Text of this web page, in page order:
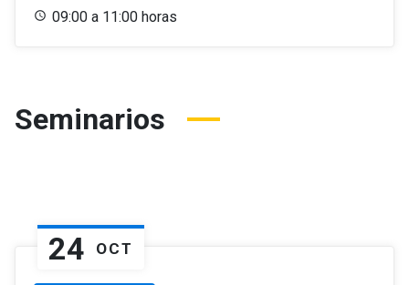
09:00 a 11:00 horas
Seminarios
24 OCT